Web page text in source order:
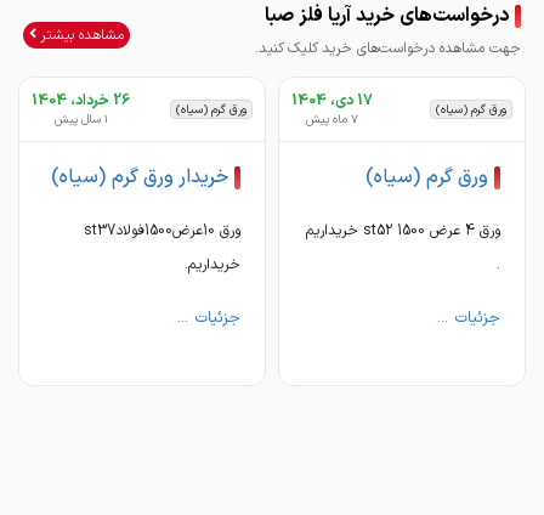
درخواست‌های خرید آریا فلز صبا
جهت مشاهده درخواست‌های خرید کلیک کنید.
مشاهده بیشتر
ورق گرم (سیاه) 17 دی، 1404
7 ماه پیش
ورق گرم (سیاه)
ورق 4 عرض 1500 st52 خریداریم
.
جزئیات ...
ورق گرم (سیاه) 26 خرداد، 1404
1 سال پیش
خریدار ورق گرم (سیاه)
ورق 10عرض1500فولادst37
خریداریم.
جزئیات ...